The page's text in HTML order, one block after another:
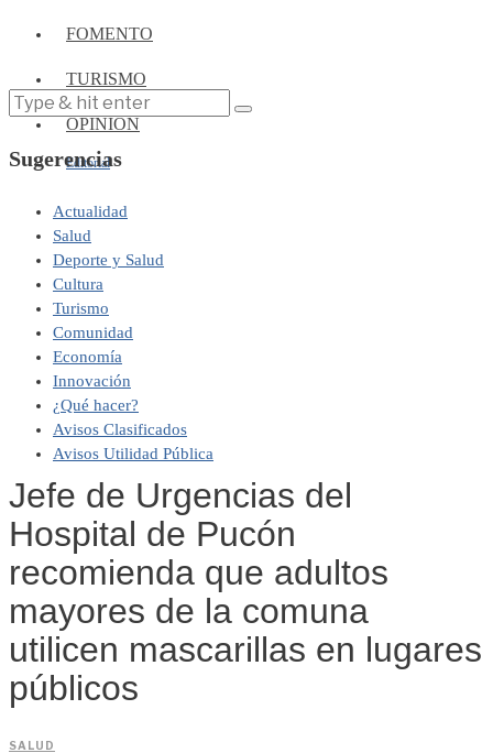
FOMENTO
TURISMO
OPINIÓN
Editorial
Sugerencias
Actualidad
Salud
Deporte y Salud
Cultura
Turismo
Comunidad
Economía
Innovación
¿Qué hacer?
Avisos Clasificados
Avisos Utilidad Pública
Jefe de Urgencias del
Hospital de Pucón
recomienda que adultos
mayores de la comuna
utilicen mascarillas en lugares
públicos
SALUD